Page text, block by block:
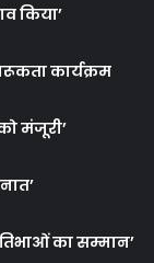
किया’
कार्यक्रम
मंजूरी’
का सम्मान’